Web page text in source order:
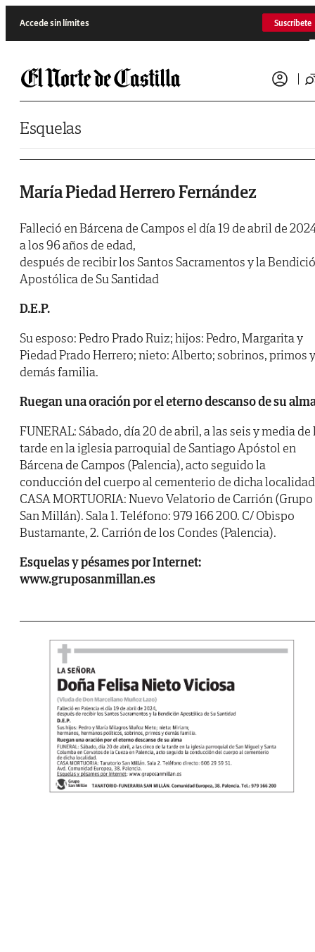
Accede sin límites Suscríbete
Esquelas
María Piedad Herrero Fernández
Falleció en Bárcena de Campos el día 19 de abril de
a los 96 años de edad,
después de recibir los Santos Sacramentos y la
Apostólica de Su Santidad
D.E.P.
Su esposo: Pedro Prado Ruiz; hijos: Pedro, Margarita y
Piedad Prado Herrero; nieto: Alberto; sobrinos, primos y
demás familia.
Ruegan una oración por el eterno descanso de su
FUNERAL: Sábado, día 20 de abril, a las seis y media de
tarde en la iglesia parroquial de Santiago Apóstol en
Bárcena de Campos (Palencia), acto seguido la
conducción del cuerpo al cementerio de dicha
CASA MORTUORIA: Nuevo Velatorio de Carrión (Grupo
San Millán). Sala 1. Teléfono: 979 166 200. C/ Obispo
Bustamante, 2. Carrión de los Condes (Palencia).
Esquelas y pésames por Internet:
www.gruposanmillan.es